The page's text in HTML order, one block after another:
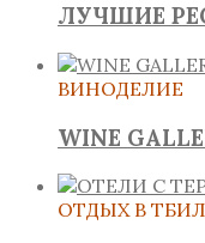
ЛУЧШИЕ
ВИНОДЕЛИЕ
WINE
ОТДЫХ В